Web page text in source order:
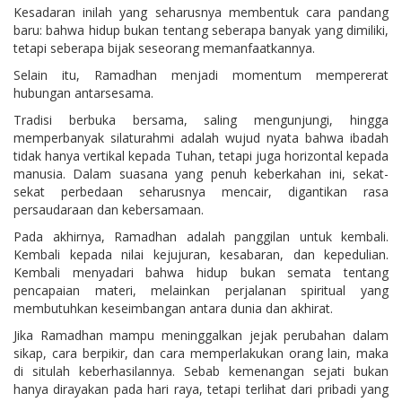
Kesadaran inilah yang seharusnya membentuk cara pandang
baru: bahwa hidup bukan tentang seberapa banyak yang dimiliki,
tetapi seberapa bijak seseorang memanfaatkannya.
Selain itu, Ramadhan menjadi momentum mempererat
hubungan antarsesama.
Tradisi berbuka bersama, saling mengunjungi, hingga
memperbanyak silaturahmi adalah wujud nyata bahwa ibadah
tidak hanya vertikal kepada Tuhan, tetapi juga horizontal kepada
manusia. Dalam suasana yang penuh keberkahan ini, sekat-
sekat perbedaan seharusnya mencair, digantikan rasa
persaudaraan dan kebersamaan.
Pada akhirnya, Ramadhan adalah panggilan untuk kembali.
Kembali kepada nilai kejujuran, kesabaran, dan kepedulian.
Kembali menyadari bahwa hidup bukan semata tentang
pencapaian materi, melainkan perjalanan spiritual yang
membutuhkan keseimbangan antara dunia dan akhirat.
Jika Ramadhan mampu meninggalkan jejak perubahan dalam
sikap, cara berpikir, dan cara memperlakukan orang lain, maka
di situlah keberhasilannya. Sebab kemenangan sejati bukan
hanya dirayakan pada hari raya, tetapi terlihat dari pribadi yang